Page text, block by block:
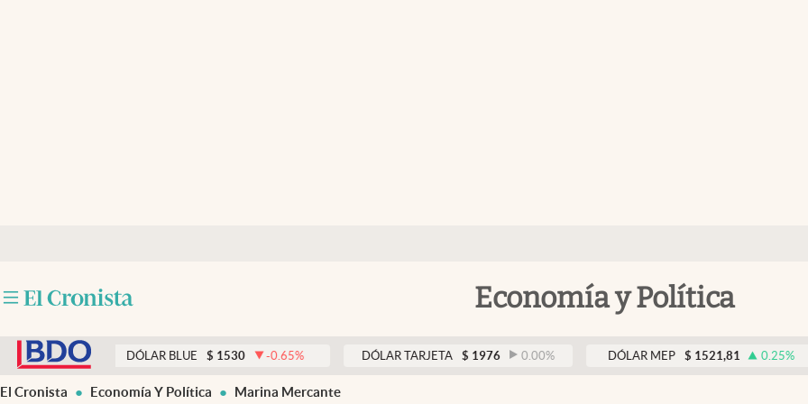
Economía y Política
Otras secciones
DÓLAR BLUE $ 1530 -0.65% DÓLAR TARJETA $ 1976 0.00% DÓLAR MEP $ 1521,81 0.25%
El Cronista Economía Y Política Marina Mercante